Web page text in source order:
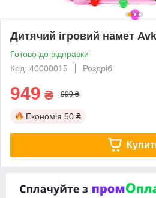
Дитячий ігровий намет
Готово до відправки
Код: 40000015
Роздріб
949 ₴ 999 ₴
Економія 50 ₴